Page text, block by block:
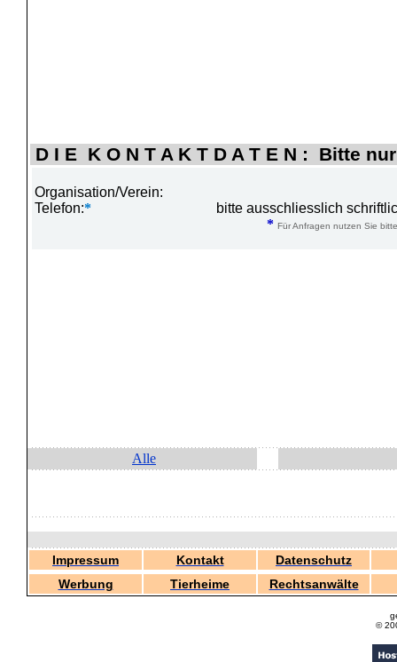
D I E K O N T A K T D A T E N : Bitte
Organisation/Verein:
Telefon:*
bitte ausschliesslich
* Für Anfragen nutzen Sie
Alle
Impressum Kontakt
Datenschutz
Werbung
Tierheime Rechtsanwälte
©